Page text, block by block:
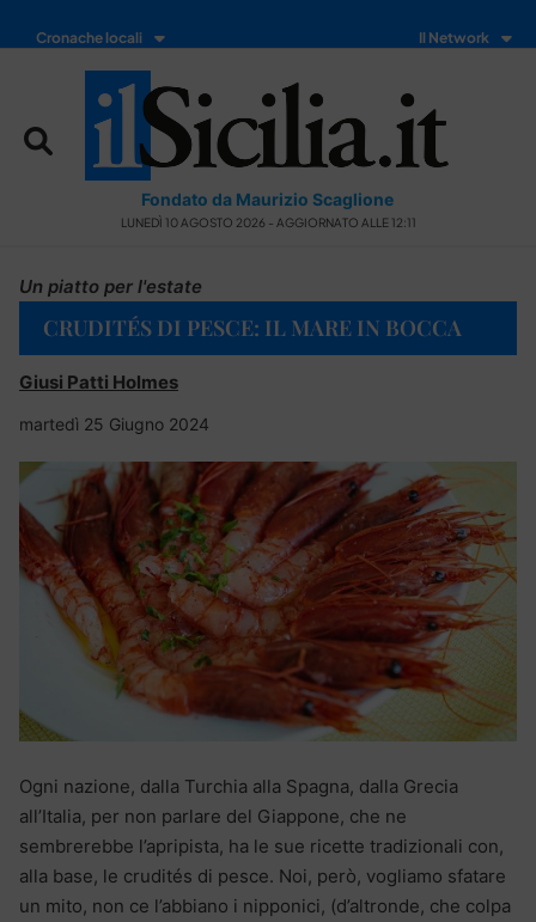
Cronache locali Il Network
Fondato da Maurizio Scaglione
LUNEDÌ 10 AGOSTO 2026 - AGGIORNATO ALLE 12:11
Un piatto per l'estate
CRUDITÉS DI PESCE: IL MARE IN BOCCA
Giusi Patti Holmes
martedì 25 Giugno 2024
Ogni nazione, dalla Turchia alla Spagna, dalla Grecia
all’Italia, per non parlare del Giappone, che ne
sembrerebbe l’apripista, ha le sue ricette tradizionali con,
alla base, le crudités di pesce. Noi, però, vogliamo sfatare
un mito, non ce l’abbiano i nipponici, (d’altronde, che colpa